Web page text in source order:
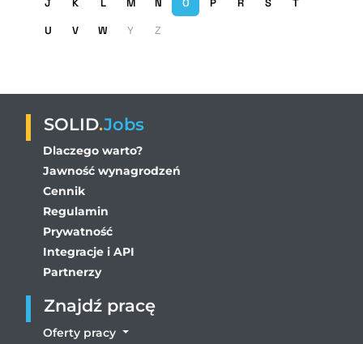
U
V W Y Z
SOLID.Jobs
Dlaczego warto?
Jawność wynagrodzeń
Cennik
Regulamin
Prywatność
Integracje i API
Partnerzy
Znajdź pracę
Oferty pracy